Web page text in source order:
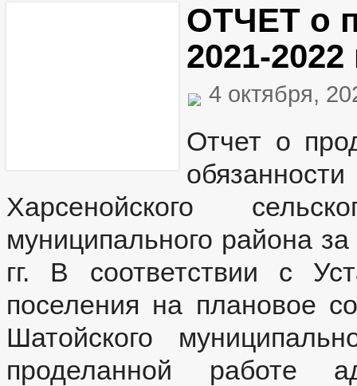
ОТЧЕТ о
2021-2022
4 октября,
Отчет о
Харсенойского
муниципального района
гг. В соответствии с
поселения на плановое
Шатойского
проделанной работе